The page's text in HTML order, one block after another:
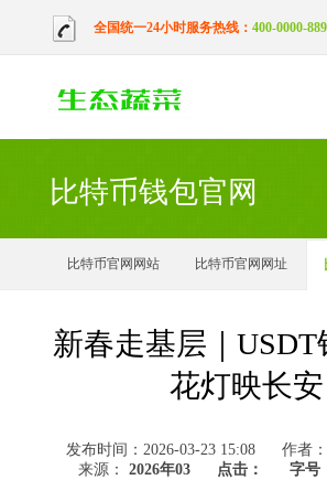
全国统一24小时服务热线： 400-0000-889
比特币钱包官网
比特币官网网站 比特币官网网址
新春走基层｜USDT
花灯映长安
发布时间：2026-03-23 15:08
作者
来源： 2026年03 点击： 字号